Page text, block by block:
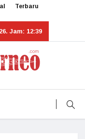
Terbaru
Jam: 12:39